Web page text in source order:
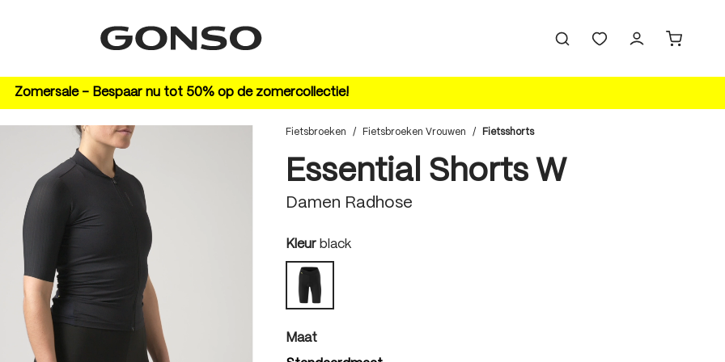
Zomersale – Bespaar nu tot 50% op de zomercollectie!
Fietsbroeken / Fietsbroeken Vrouwen / Fietsshorts
Essential Shorts W
Damen Radhose
Kleurauswählen
black
black
Maatauswählen